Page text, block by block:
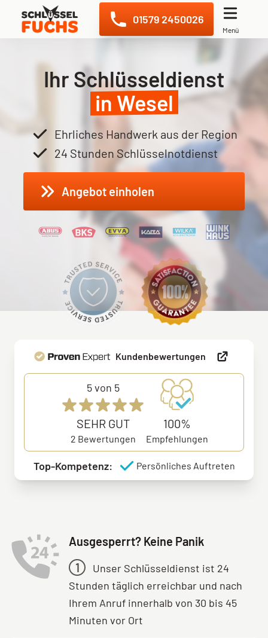
Navigation überspringen
01579 2450026
Menü
Ihr Schlüsseldienst
in Wesel
Ehrliches Handwerk aus der Region
24 Stunden Schlüsselnotdienst
Angebot einholen
Kundenbewertungen
5von 5
SEHR GUT
2 Bewertungen
100%
Empfehlungen
Top-Kompetenz: Persönliches Auftreten
Ausgesperrt? Keine Panik
1
Unser Schlüsseldienst ist 24
Stunden täglich erreichbar und nach
Ihrem Anruf innerhalb von 30 bis 45
Minuten vor Ort